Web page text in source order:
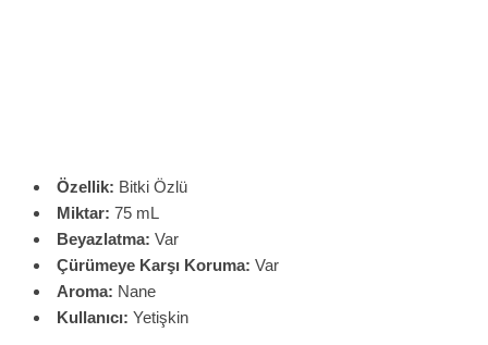
Özellik: Bitki Özlü
Miktar: 75 mL
Beyazlatma: Var
Çürümeye Karşı Koruma: Var
Aroma: Nane
Kullanıcı: Yetişkin